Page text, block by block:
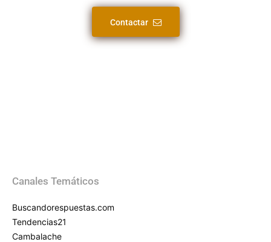
Contactar
Canales Temáticos
Buscandorespuestas.com
Tendencias21
Cambalache